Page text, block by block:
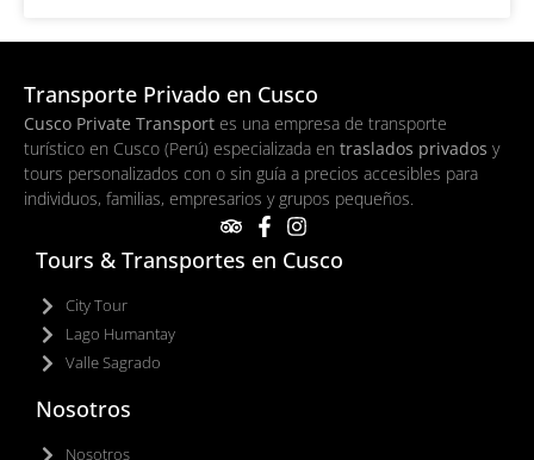
Transporte Privado en Cusco
Cusco Private Transport es una empresa de transporte
turístico en Cusco (Perú) especializada en traslados privados y
tours personalizados con o sin guía a precios accesibles para
individuos, familias, empresarios y grupos pequeños.
Tours & Transportes en Cusco
City Tour
Lago Humantay
Valle Sagrado
Nosotros
Nosotros